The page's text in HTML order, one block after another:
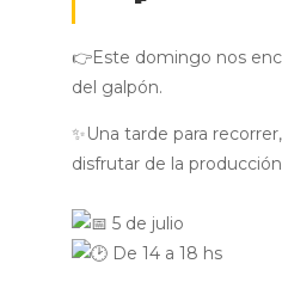
👉Este domingo nos
del galpón.
✨Una tarde para
disfrutar de la
5 de julio
De 14 a 18 hs